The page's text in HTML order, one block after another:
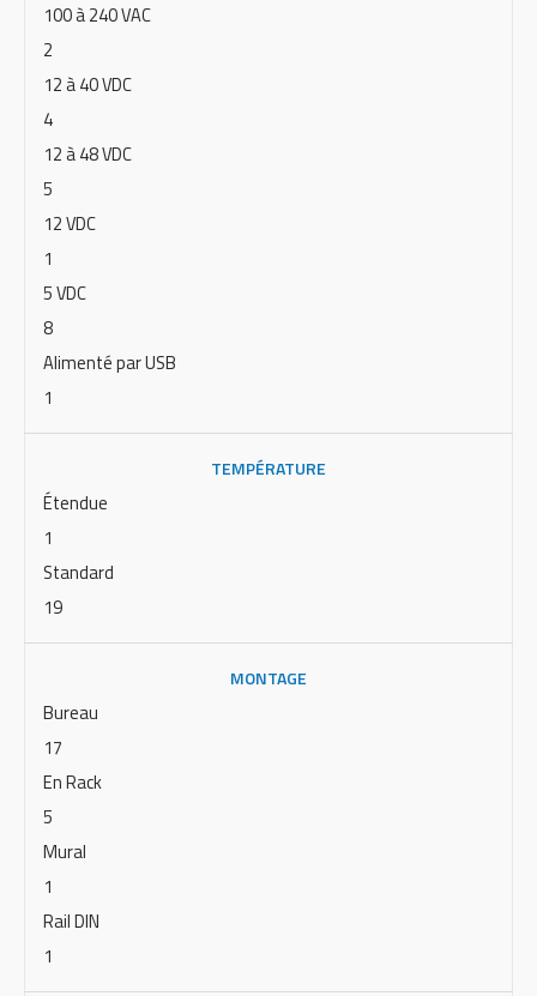
100 à 240 VAC
2
12 à 40 VDC
4
12 à 48 VDC
5
12 VDC
1
5 VDC
8
Alimenté par USB
1
TEMPÉRATURE
Étendue
1
Standard
19
MONTAGE
Bureau
17
En Rack
5
Mural
1
Rail DIN
1